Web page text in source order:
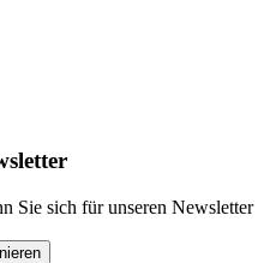
Sie sich für unseren Newsletter